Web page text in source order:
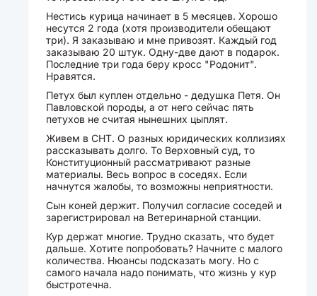
Нестись курица начинает в 5 месяцев. Хорошо
несутся 2 года (хотя производители обещают
три). Я заказываю и мне привозят. Каждый год
заказываю 20 штук. Одну-две дают в подарок.
Последние три года беру кросс "Родонит".
Нравятся.
Петух был куплен отдельно - дедушка Петя. Он
Павловской породы, а от него сейчас пять
петухов не считая нынешних цыплят.
Живем в СНТ. О разных юридических коллизиях
рассказывать долго. То Верховный суд, то
Конституционный рассматривают разные
материалы. Весь вопрос в соседях. Если
начнутся жалобы, то возможны неприятности.
Сын коней держит. Получил согласие соседей и
зарегистрировал на Ветеринарной станции.
Кур держат многие. Трудно сказать, что будет
дальше. Хотите попробовать? Начните с малого
количества. Нюансы подсказать могу. Но с
самого начала надо понимать, что жизнь у кур
быстротечна.